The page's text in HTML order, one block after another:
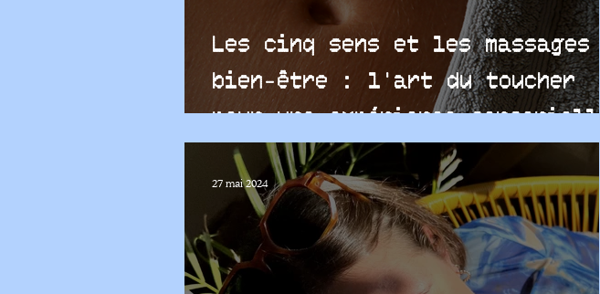
Les cinq sens et les massages
bien-être : l'art du toucher
pour une expérience sensorielle
complète
27 mai 2024